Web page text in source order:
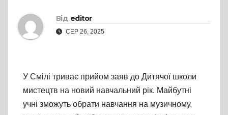
Від editor
СЕР 26, 2025
У Смілі триває прийом заяв до Дитячої школи
мистецтв на новий навчальний рік. Майбутні
учні зможуть обрати навчання на музичному,